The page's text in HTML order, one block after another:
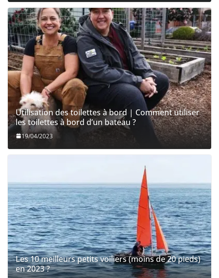
Utilisation des toilettes à bord | Comment utiliser
les toilettes à bord d’un bateau ?
19/04/2023
Les 10 meilleurs petits voiliers (moins de 20 pieds)
en 2023 ?